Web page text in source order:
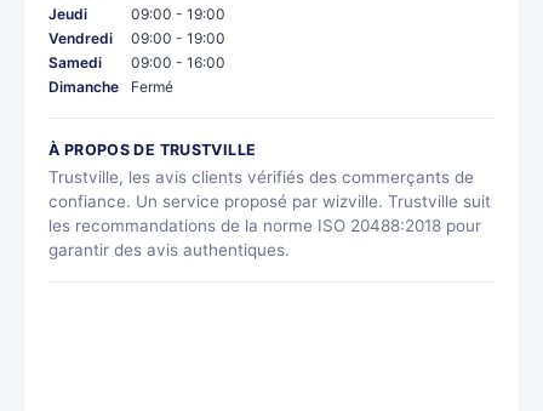
Jeudi
09:00 - 19:00
Vendredi
09:00 - 19:00
Samedi
09:00 - 16:00
Dimanche
Fermé
À PROPOS DE TRUSTVILLE
Trustville, les avis clients vérifiés des commerçants de
confiance. Un service proposé par wizville. Trustville suit
les recommandations de la norme ISO 20488:2018 pour
garantir des avis authentiques.